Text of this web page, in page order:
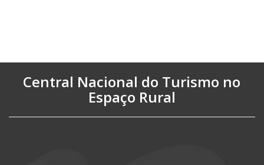
Central Nacional do Turismo no
Espaço Rural